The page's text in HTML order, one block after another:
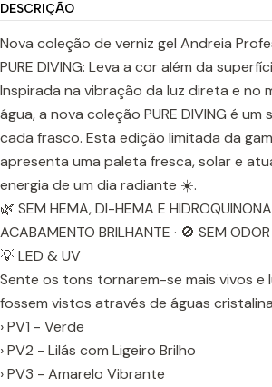
DESCRIÇÃO
Nova coleção de verniz gel Andreia
PURE DIVING: Leva a cor além da
Inspirada na vibração da luz direta e no
água, a nova coleção PURE DIVING é
cada frasco. Esta edição limitada da
apresenta uma paleta fresca, solar e
energia de um dia radiante ☀️.
🌿 SEM HEMA, DI-HEMA E HIDROQUINONA
ACABAMENTO BRILHANTE · 🚫 SEM ODOR
💡 LED & UV
Sente os tons tornarem-se mais vivos e
fossem vistos através de águas
› PV1 - Verde
› PV2 - Lilás com Ligeiro Brilho
› PV3 - Amarelo Vibrante